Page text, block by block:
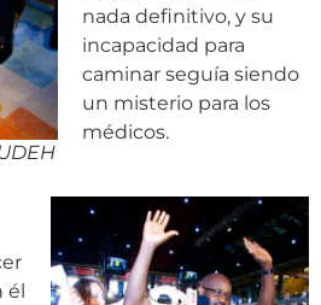
nada definitivo, y su
incapacidad para
caminar seguía siendo
un misterio para los
médicos.